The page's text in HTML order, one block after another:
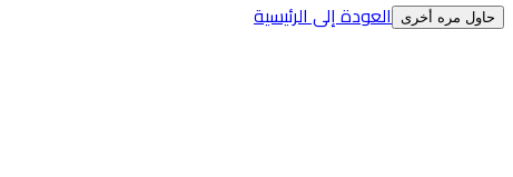
حاول مره أخرى العودة إلى الرئيسية